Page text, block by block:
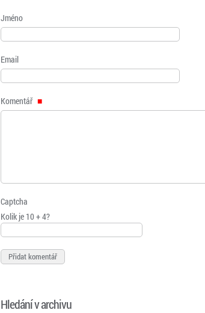
Jméno
Email
Komentář
Captcha
Kolik je 10 + 4?
Hledání v archivu